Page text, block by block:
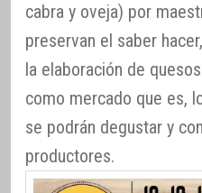
cabra y oveja) por
preservan el saber
la elaboración de
como mercado que es,
se podrán degustar y
productores.